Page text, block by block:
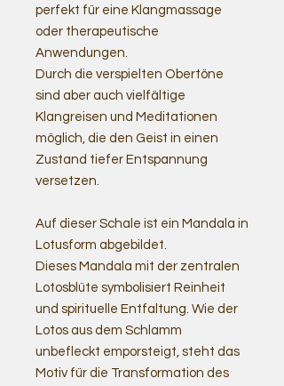
perfekt für eine Klangmassage
oder therapeutische
Anwendungen.
Durch die verspielten Obertöne
sind aber auch vielfältige
Klangreisen und Meditationen
möglich, die den Geist in einen
Zustand tiefer Entspannung
versetzen.
Auf dieser Schale ist ein Mandala in
Lotusform abgebildet.
Dieses Mandala mit der zentralen
Lotosblüte symbolisiert Reinheit
und spirituelle Entfaltung. Wie der
Lotos aus dem Schlamm
unbefleckt emporsteigt, steht das
Motiv für die Transformation des